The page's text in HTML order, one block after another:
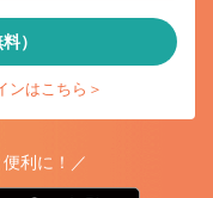
）
ンはこちら＞
利に！／